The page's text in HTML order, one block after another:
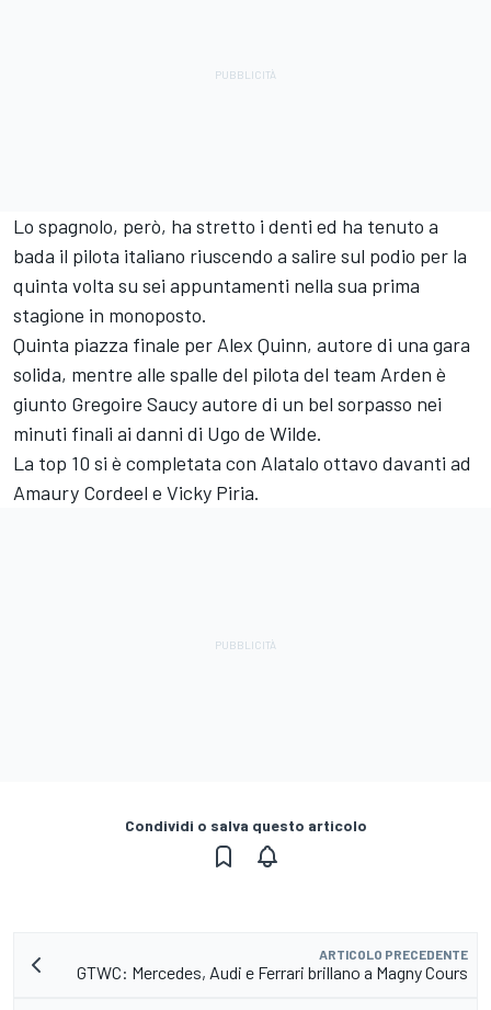
Lo spagnolo, però, ha stretto i denti ed ha tenuto a
bada il pilota italiano riuscendo a salire sul podio per la
quinta volta su sei appuntamenti nella sua prima
stagione in monoposto.
Quinta piazza finale per Alex Quinn, autore di una gara
solida, mentre alle spalle del pilota del team Arden è
giunto Gregoire Saucy autore di un bel sorpasso nei
minuti finali ai danni di Ugo de Wilde.
La top 10 si è completata con Alatalo ottavo davanti ad
Amaury Cordeel e Vicky Piria.
Condividi o salva questo articolo
ARTICOLO PRECEDENTE
GTWC: Mercedes, Audi e Ferrari brillano a Magny Cours